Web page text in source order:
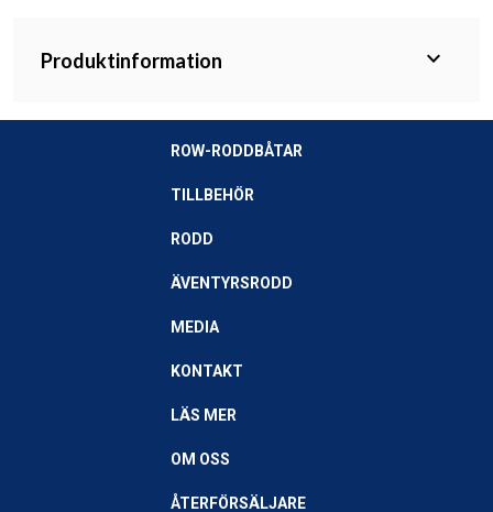
Produktinformation expand_more
ROW-RODDBÅTAR
TILLBEHÖR
RODD
ÄVENTYRSRODD
MEDIA
KONTAKT
LÄS MER
OM OSS
ÅTERFÖRSÄLJARE